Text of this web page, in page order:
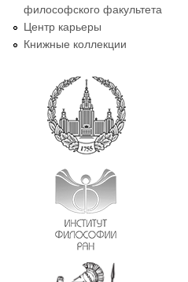
философского факультета
Центр карьеры
Книжные коллекции